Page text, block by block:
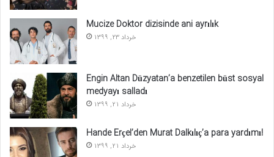
Mucize Doktor dizisinde ani ayrılık
خرداد 23, 1399
Engin Altan Düzyatan’a benzetilen büst sosyal
medyayı salladı
خرداد 21, 1399
Hande Erçel’den Murat Dalkılıç’a para yardımı!
خرداد 21, 1399